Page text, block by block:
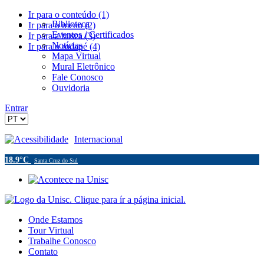
Ir para o conteúdo (1)
Ir para o menu (2)
Ir para a busca (3)
Ir para o rodapé (4)
Biblioteca
Eventos / Certificados
Notícias
Mapa Virtual
Mural Eletrônico
Fale Conosco
Ouvidoria
Entrar
Acessibilidade Internacional
18.9°C Santa Cruz do Sul
Onde Estamos
Tour Virtual
Trabalhe Conosco
Contato